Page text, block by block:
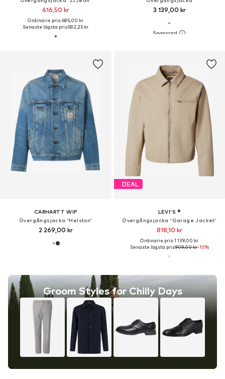
616,50 kr
Ordinarie pris: 685,00 kr
Senaste lägsta pris:582,25 kr
3 139,00 kr
CARHARTT WIP
Övergångsjacka 'Helston'
2 269,00 kr
Groom Styles for Chilly Days
DEAL
LEVI'S ®
Övergångsjacka 'Garage Jacket'
818,10 kr
Ordinarie pris: 1 139,00 kr
Senaste lägsta pris:909,00 kr-10%